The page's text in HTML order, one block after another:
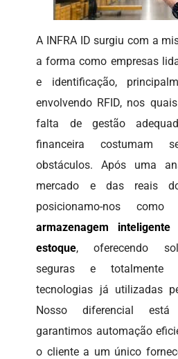
A INFRA ID surgiu com a
a forma como empresas
e identificação,
envolvendo RFID, nos
falta de gestão
financeira costumam
obstáculos. Após uma
mercado e das reais
posicionamo-nos como
armazenagem
estoque, oferecendo
seguras e totalmente
tecnologias já utilizadas
Nosso diferencial
garantimos automação
o cliente a um único